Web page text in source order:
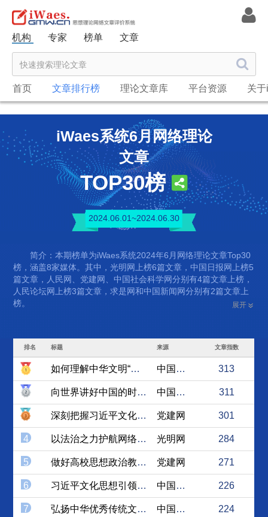
机构 专家 榜单 文章
首页 文章排行榜 理论文章库 平台资源 关
iWaes系统6月网络理论
文章
TOP30榜
2024.06.01~2024.06.30
简介：本期榜单为iWaes系统2024年6月网络理论文章Top30
榜，涵盖8家媒体。其中，光明网上榜6篇文章，中国日报网上榜5
篇文章，人民网、党建网、中国社会科学网分别有4篇文章上榜，
人民论坛网上榜3篇文章，求是网和中国新闻网分别有2篇文章上
榜。
展开
排名 标题 来源 文章指数
如何理解中华文明“突出的统... 中国新闻网 313
向世界讲好中国的时间故事 中国日报网 311
深刻把握习近平文化思想的科... 党建网 301
4 以法治之力护航网络强国建设 光明网 284
5 做好高校思想政治教育工作要... 党建网 271
6 习近平文化思想引领中华民族... 中国社会科学网 226
7 弘扬中华优秀传统文化赋能文... 中国社会科学网 224